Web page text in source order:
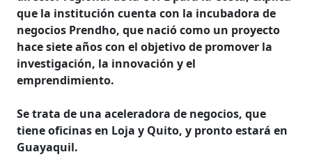
que la institución cuenta con la incubadora de
negocios Prendho, que nació como un proyecto
hace siete años con el objetivo de promover la
investigación, la innovación y el
emprendimiento.
Se trata de una aceleradora de negocios, que
tiene oficinas en Loja y Quito, y pronto estará en
Guayaquil.